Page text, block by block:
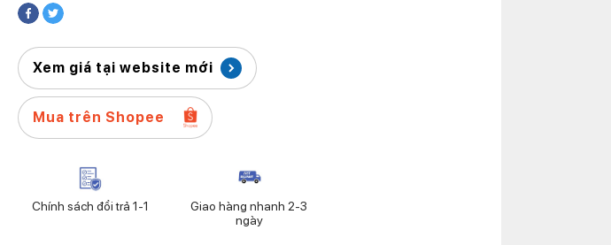
Xem giá tại website mới
Mua trên Shopee
Chính sách đổi trả 1-1
Giao hàng nhanh 2-3
ngày